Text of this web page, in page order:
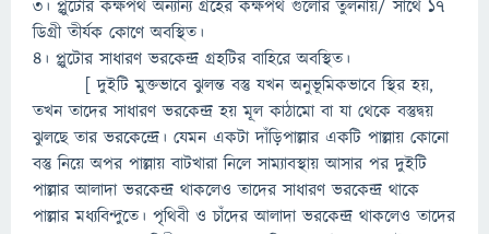
৩। প্লুটোর কক্ষপথ অন্যান্য গ্রহের কক্ষপথ গুলোর তুলনায়/ সাথে ১৭
ডিগ্রী তীর্যক কোণে অবস্থিত।
৪। প্লুটোর সাধারণ ভরকেন্দ্র গ্রহটির বাহিরে অবস্থিত।
[ দুইটি মুক্তভাবে ঝুলন্ত বস্তু যখন অনুভূমিকভাবে স্থির হয়,
তখন তাদের সাধারণ ভরকেন্দ্র হয় মূল কাঠামো বা যা থেকে বস্তুদ্বয়
ঝুলছে তার ভরকেন্দ্রে। যেমন একটা দাঁড়িপাল্লার একটি পাল্লায় কোনো
বস্তু নিয়ে অপর পাল্লায় বাটখারা নিলে সাম্যাবস্থায় আসার পর দুইটি
পাল্লার আলাদা ভরকেন্দ্র থাকলেও তাদের সাধারণ ভরকেন্দ্র থাকে
পাল্লার মধ্যবিন্দুতে। পৃথিবী ও চাঁদের আলাদা ভরকেন্দ্র থাকলেও তাদের